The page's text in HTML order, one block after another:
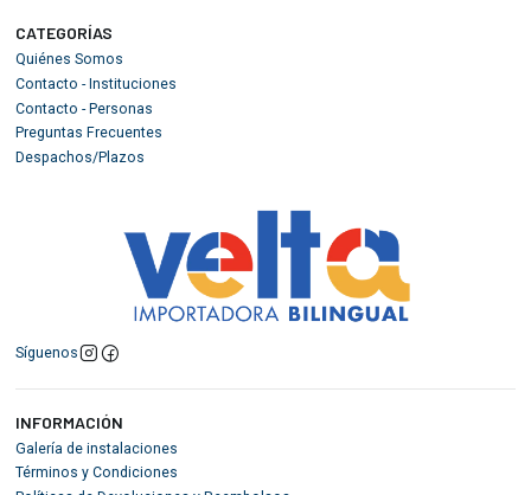
CATEGORÍAS
Quiénes Somos
Contacto - Instituciones
Contacto - Personas
Preguntas Frecuentes
Despachos/Plazos
Síguenos
INFORMACIÓN
Galería de instalaciones
Términos y Condiciones